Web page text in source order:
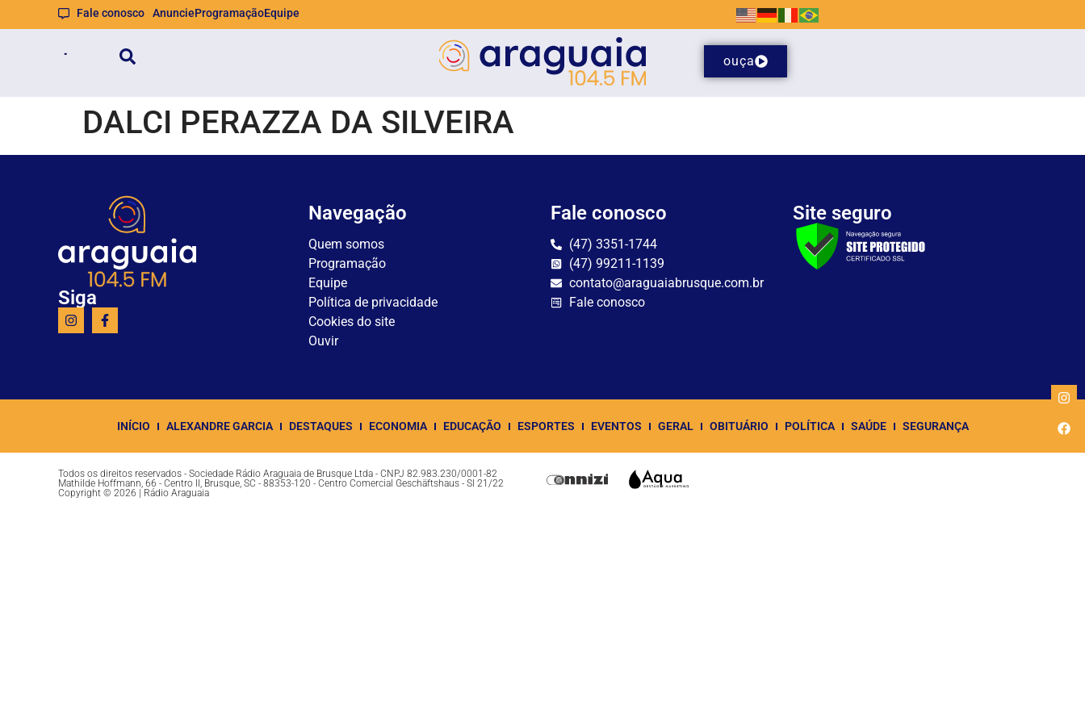
Fale conosco AnuncieProgramaçãoEquipe
ouça
DALCI PERAZZA DA SILVEIRA
Siga
Navegação
Quem somos
Programação
Equipe
Política de privacidade
Cookies do site
Ouvir
Fale conosco
(47) 3351-1744
(47) 99211-1139
contato@araguaiabrusque.com.br
Fale conosco
Site seguro
INÍCIO ALEXANDRE GARCIA DESTAQUES ECONOMIA EDUCAÇÃO ESPORTES EVENTOS GERAL OBITUÁRIO POLÍTICA SAÚDE SEGURANÇA
Todos os direitos reservados - Sociedade Rádio Araguaia de Brusque Ltda - CNPJ 82.983.230/0001-82
Mathilde Hoffmann, 66 - Centro II, Brusque, SC - 88353-120 - Centro Comercial Geschäftshaus - Sl 21/22
Copyright © 2026 | Rádio Araguaia